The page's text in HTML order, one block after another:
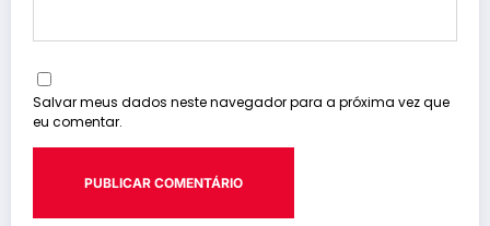
Salvar meus dados neste navegador para a próxima vez que
eu comentar.